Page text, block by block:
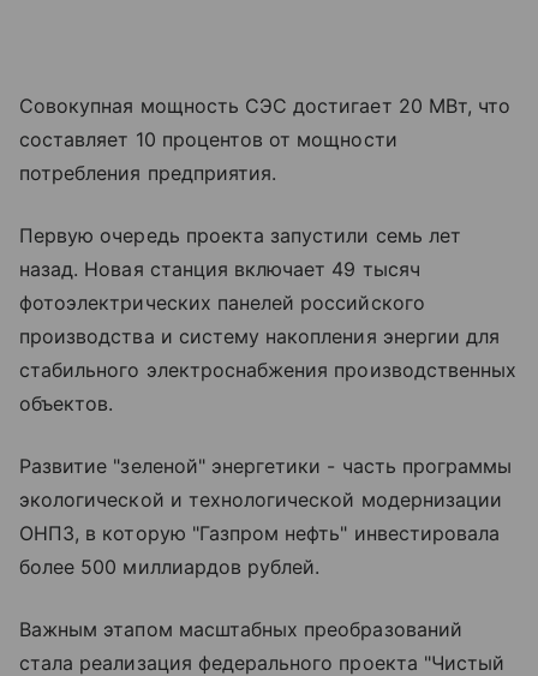
Совокупная мощность СЭС достигает 20 МВт, что
составляет 10 процентов от мощности
потребления предприятия.
Первую очередь проекта запустили семь лет
назад. Новая станция включает 49 тысяч
фотоэлектрических панелей российского
производства и систему накопления энергии для
стабильного электроснабжения производственных
объектов.
Развитие "зеленой" энергетики - часть программы
экологической и технологической модернизации
ОНПЗ, в которую "Газпром нефть" инвестировала
более 500 миллиардов рублей.
Важным этапом масштабных преобразований
стала реализация федерального проекта "Чистый